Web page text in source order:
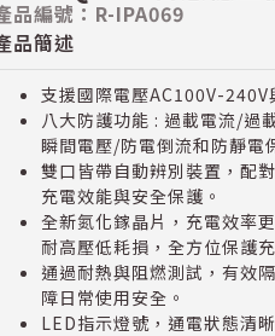
品編號：R-IPA069
品簡述
支援國際電壓AC100V-240V
八大防護功能 : 過載電流/
瞬間電壓/防電倒流和防靜電
雙口皆帶自動辨別裝置，配
充電效能與安全保護。
全新氮化鎵晶片，充電效率
耐高壓低耗損，全方位保護
通過耐熱與阻燃測試，有效
障日常使用安全。
LED指示燈號，通電狀態清